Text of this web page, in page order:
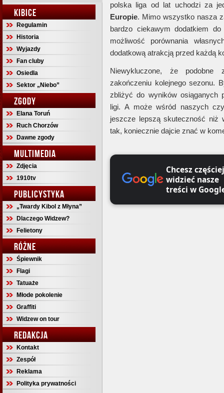
KIBICE
Regulamin
Historia
Wyjazdy
Fan cluby
Osiedla
Sektor „Niebo”
ZGODY
Elana Toruń
Ruch Chorzów
Dawne zgody
MULTIMEDIA
Zdjęcia
1910tv
PUBLICYSTYKA
„Twardy Kibol z Młyna”
Dlaczego Widzew?
Felietony
RÓŻNE
Śpiewnik
Flagi
Tatuaże
Młode pokolenie
Graffiti
Widzew on tour
REDAKCJA
Kontakt
Zespół
Reklama
Polityka prywatności
polska liga od lat uchodzi za
Europie. Mimo wszystko nasza
bardzo ciekawym dodatkiem
możliwość porównania
dodatkową atrakcją przed każdą
Niewykluczone, że podobne
zakończeniu kolejnego sezonu.
zbliżyć do wyników osiąganych
ligi. A może wśród naszych
jeszcze lepszą skuteczność niż
tak, koniecznie dajcie znać w
Chcesz częściej
widzieć nasze
treści w